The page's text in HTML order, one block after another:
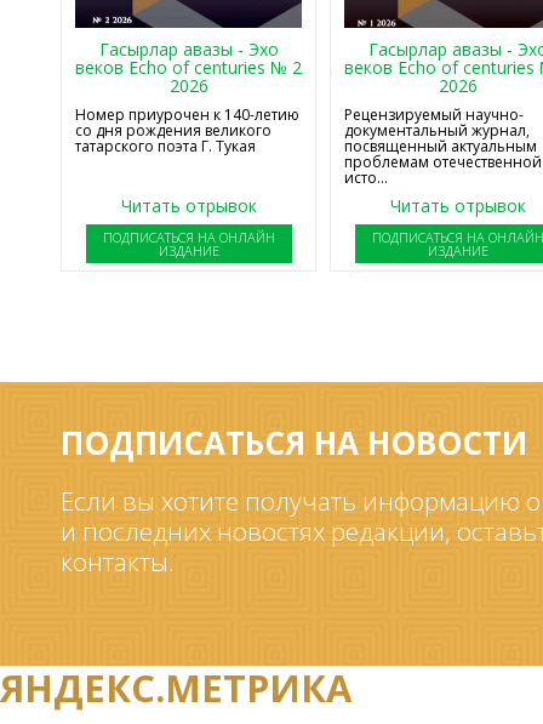
Гасырлар авазы - Эхо
веков Echo of centuries № 2
2026
Номер приурочен к 140-летию
со дня рождения великого
татарского поэта Г. Тукая
Читать отрывок
ПОДПИСАТЬСЯ НА ОНЛАЙН
ИЗДАНИЕ
Гасырлар авазы -
веков Echo of
2026
Рецензируемый научно-
документальный журнал,
посвященный актуальным
проблемам отечественной
исто...
Читать отрывок
ПОДПИСАТЬСЯ НА
ИЗДАНИЕ
ПОДПИСАТЬСЯ НА НОВОСТИ
Если вы хотите получать информацию
и последних новостях редакции,
контакты.
ЯНДЕКС.МЕТРИКА